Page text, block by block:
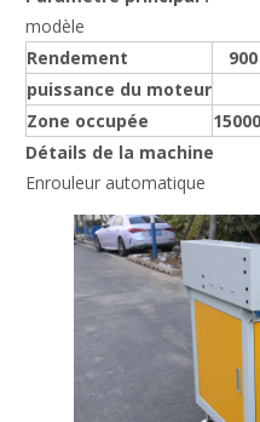
modèle
Rendement
puissance du moteur
Zone occupée
Détails de la machine
Enrouleur automatique